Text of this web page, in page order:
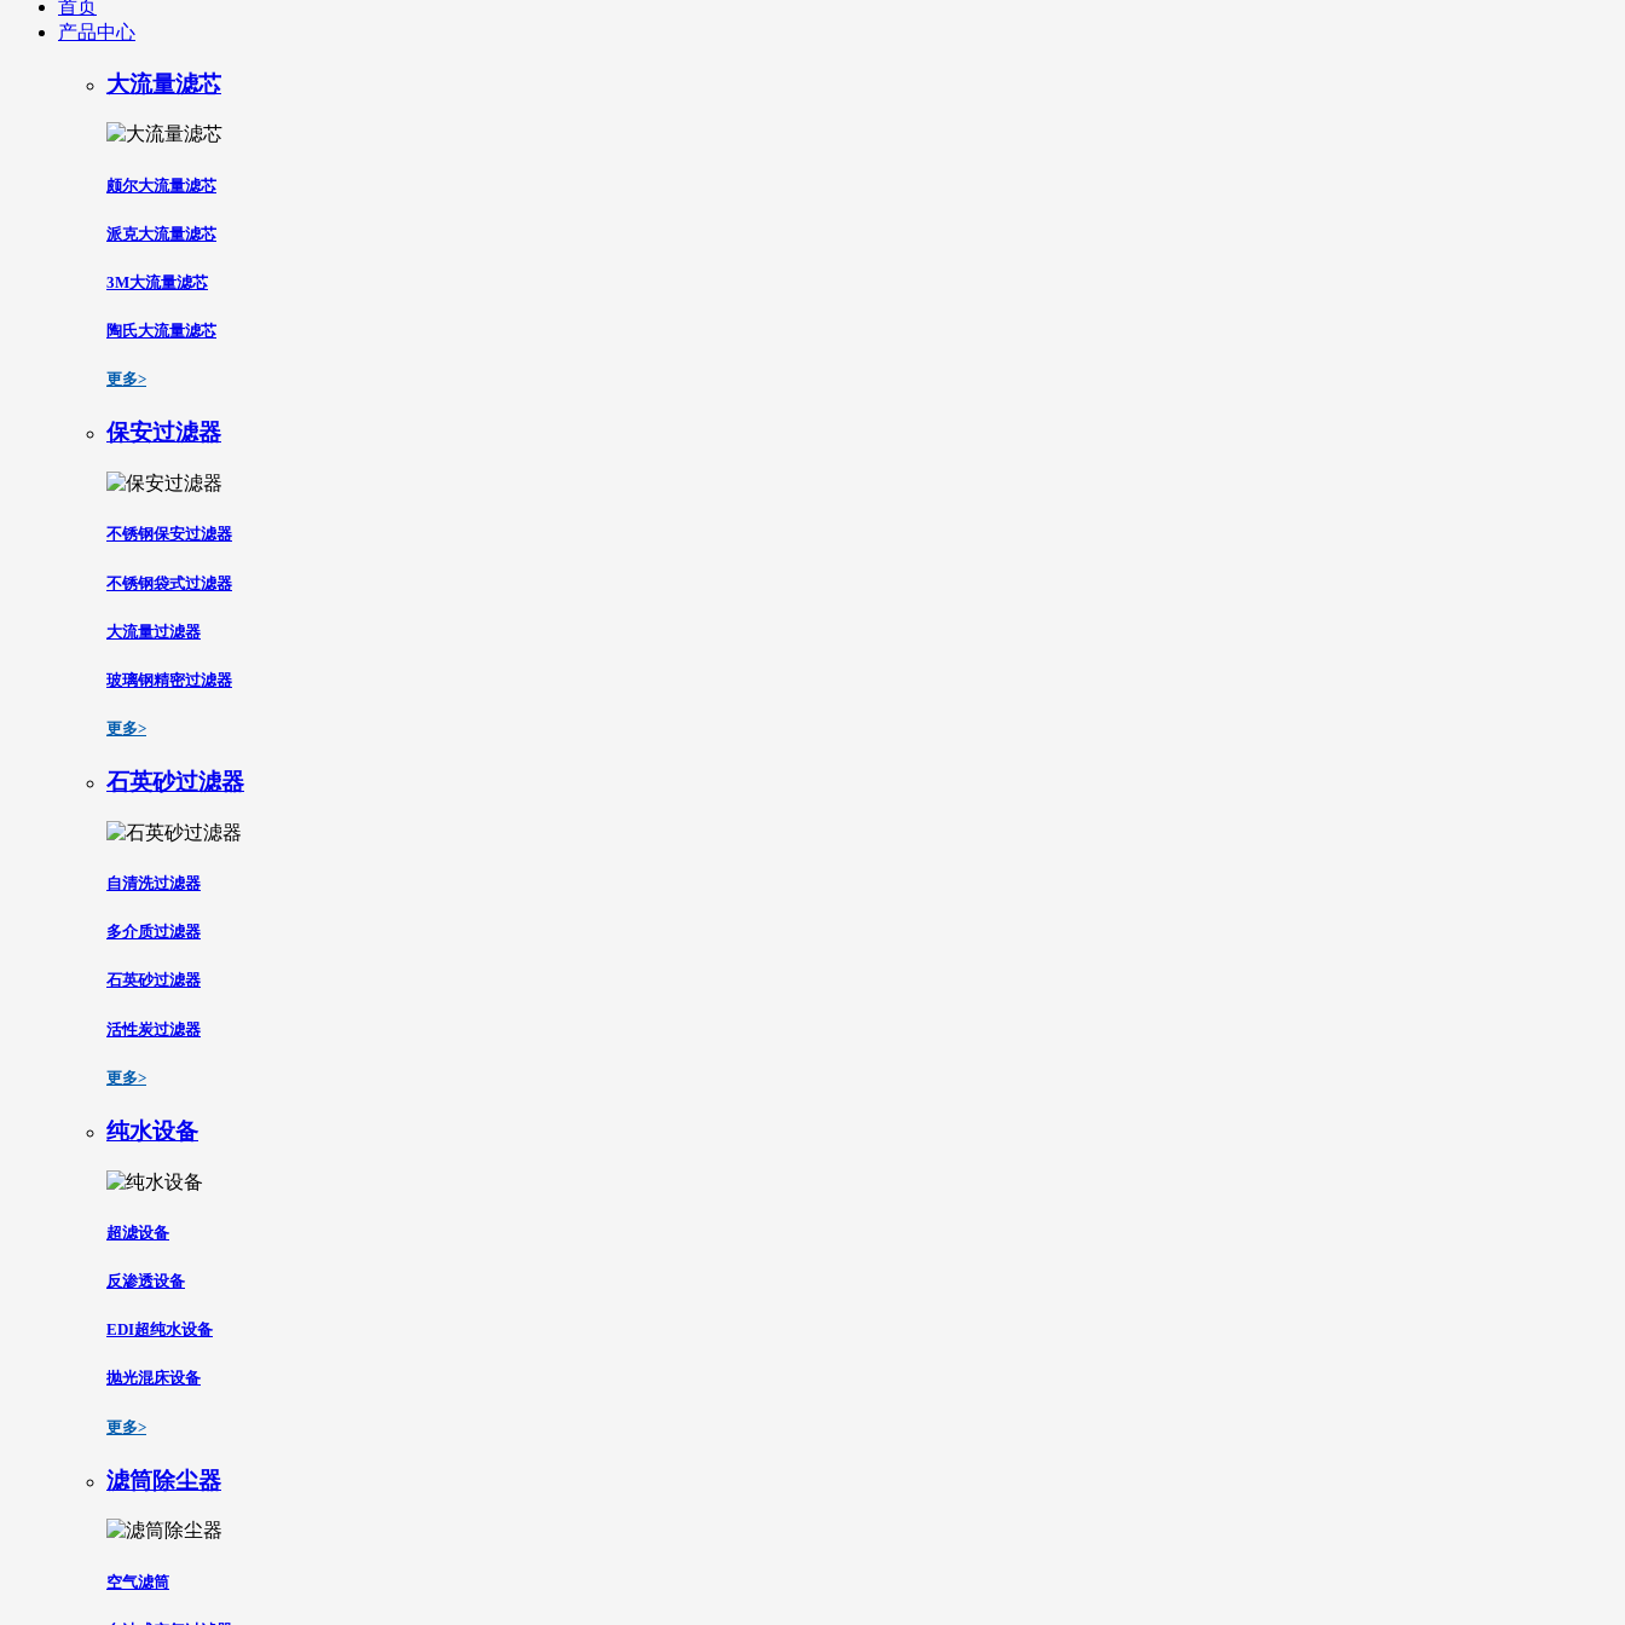
首页
产品中心
大流量滤芯
颇尔大流量滤芯
派克大流量滤芯
3M大流量滤芯
陶氏大流量滤芯
更多>
保安过滤器
不锈钢保安过滤器
不锈钢袋式过滤器
大流量过滤器
玻璃钢精密过滤器
更多>
石英砂过滤器
自清洗过滤器
多介质过滤器
石英砂过滤器
活性炭过滤器
更多>
纯水设备
超滤设备
反渗透设备
EDI超纯水设备
抛光混床设备
更多>
滤筒除尘器
空气滤筒